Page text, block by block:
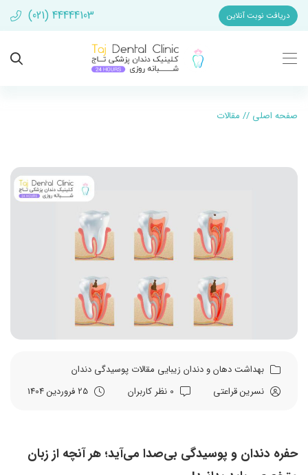
دریافت نوبت آنلاین (021) 44444103
صفحه اصلی // مقالات
بهداشت دهان و دندان زیبایی مقالات پوسیدگی دندان
نسرین قراعتی
حفره دندان و پوسیدگی بی‌صدا می‌آید؛ هر آنچه از زبان